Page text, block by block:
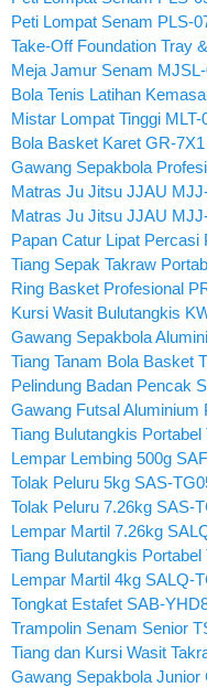
Peti Lompat Senam PLS-
Take-Off Foundation Tray
Meja Jamur Senam
Bola Tenis Latihan
Mistar Lompat Tinggi MLT-
Bola Basket Karet GR-7X1
Gawang Sepakbola
Matras Ju Jitsu JJAU
Matras Ju Jitsu JJAU
Papan Catur Lipat Percasi
Tiang Sepak Takraw
Ring Basket Profesional
Kursi Wasit Bulutangkis
Gawang Sepakbola
Tiang Tanam Bola Basket
Pelindung Badan Pencak
Gawang Futsal Aluminium
Tiang Bulutangkis Portabel
Lempar Lembing 500g
Tolak Peluru 5kg SAS-
Tolak Peluru 7.26kg SAS-
Lempar Martil 7.26kg
Tiang Bulutangkis Portabel
Lempar Martil 4kg SALQ-
Tongkat Estafet SAB-
Trampolin Senam Senior
Tiang dan Kursi Wasit
Gawang Sepakbola Junior